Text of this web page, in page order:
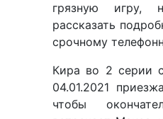
грязную игру,
рассказать
срочному
Кира во 2 серии
04.01.2021
чтобы